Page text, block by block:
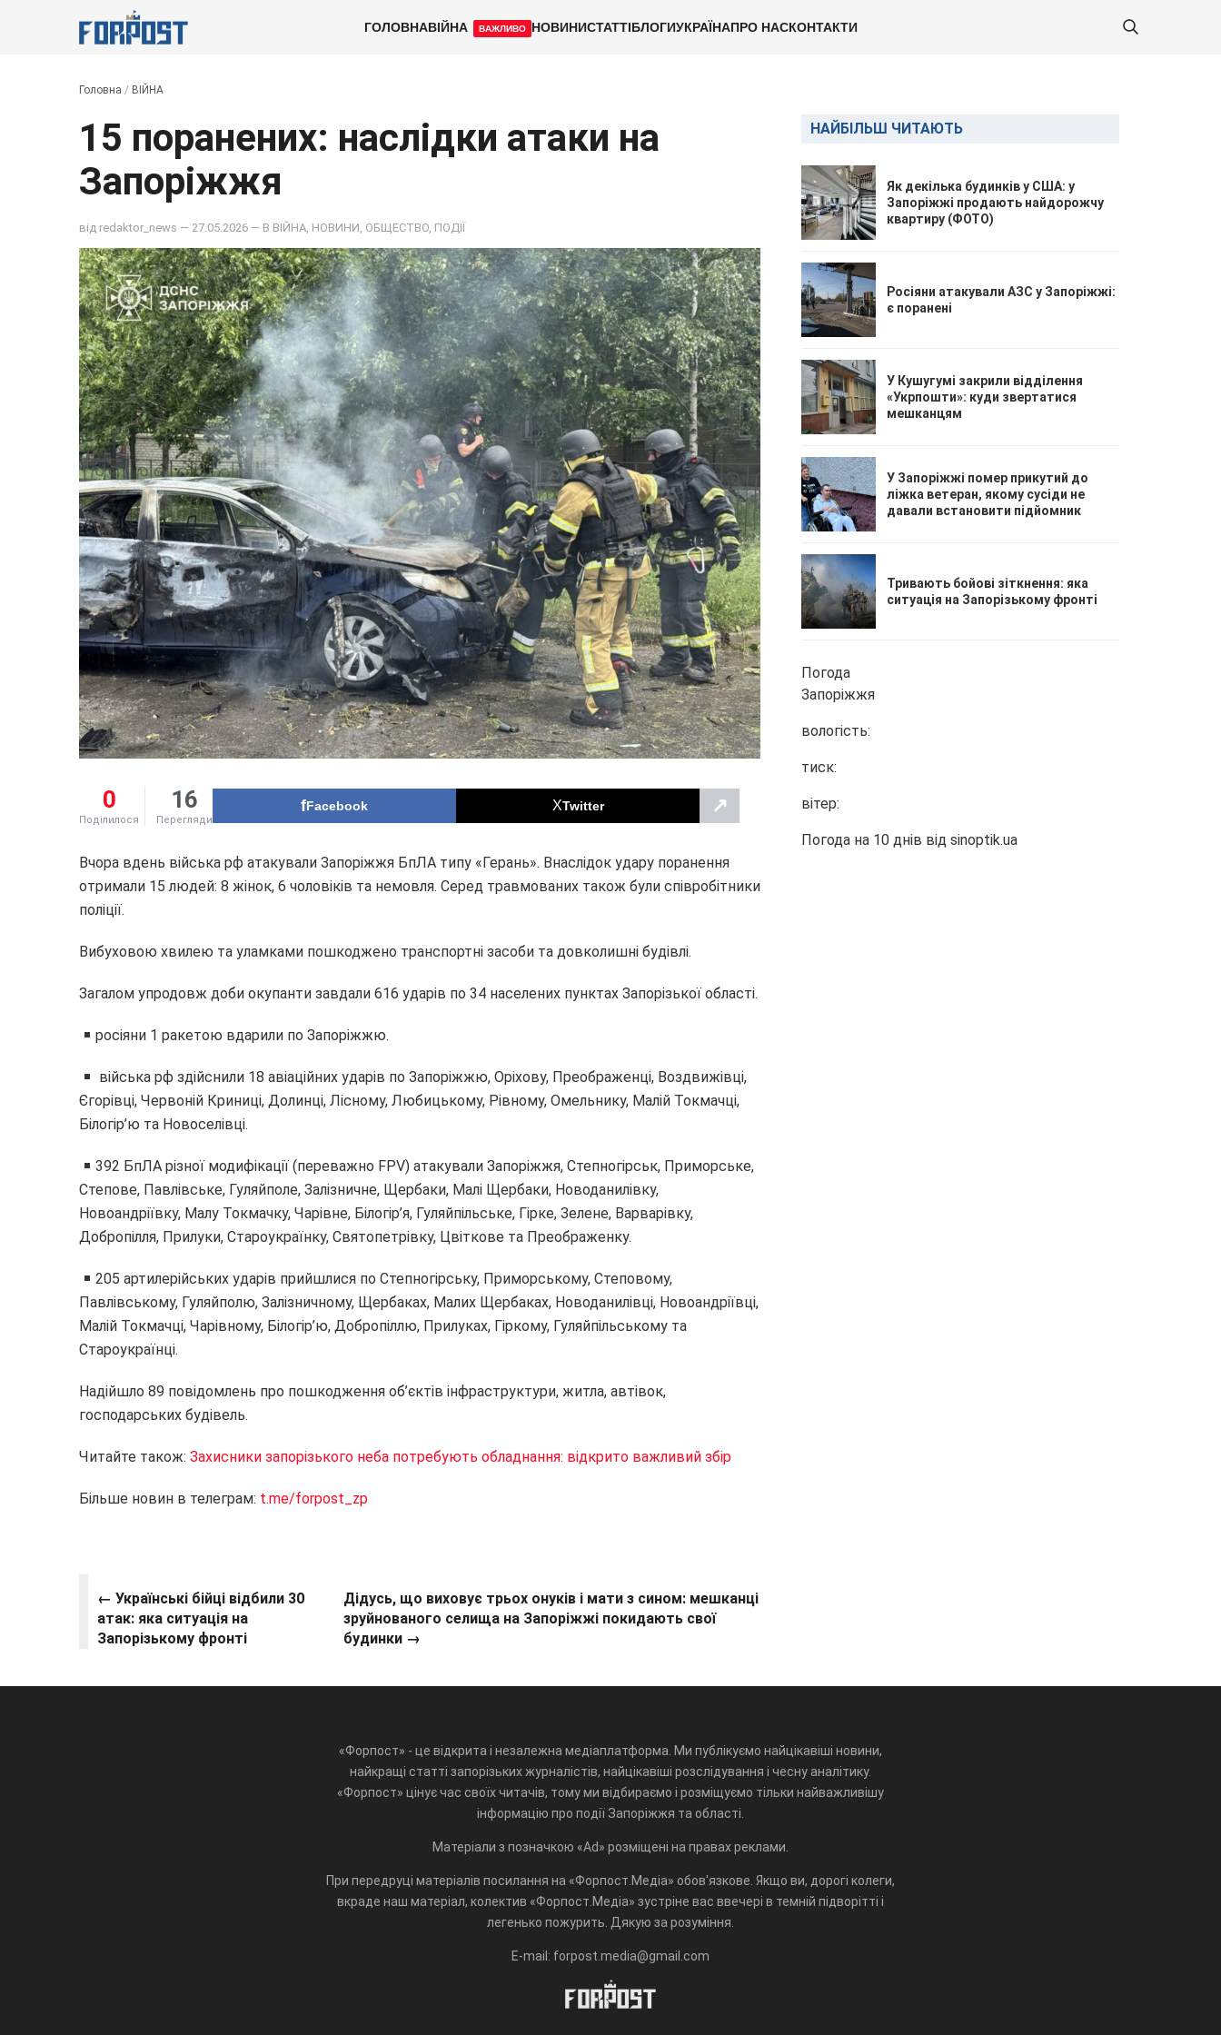
ГОЛОВНАВІЙНА ВАЖЛИВО НОВИНИСТАТТІБЛОГИУКРАЇНАПРО НАСКОНТАКТИ
Головна / ВІЙНА
15 поранених: наслідки атаки на
Запоріжжя
від redaktor_news — 27.05.2026 — В ВІЙНА НОВИНИ ОБЩЕСТВО ПОДІЇ
0
Поділилося
16
Перегляди
Facebook Twitter ↗
Вчора вдень війська рф атакували Запоріжжя БпЛА типу «Герань». Внаслідок удару поранення
отримали 15 людей: 8 жінок, 6 чоловіків та немовля. Серед травмованих також були співробітники
поліції.
Вибуховою хвилею та уламками пошкоджено транспортні засоби та довколишні будівлі.
Загалом упродовж доби окупанти завдали 616 ударів по 34 населених пунктах Запорізької області.
росіяни 1 ракетою вдарили по Запоріжжю.
війська рф здійснили 18 авіаційних ударів по Запоріжжю, Оріхову, Преображенці, Воздвижівці,
Єгорівці, Червоній Криниці, Долинці, Лісному, Любицькому, Рівному, Омельнику, Малій Токмачці,
Білогір’ю та Новоселівці.
392 БпЛА різної модифікації (переважно FPV) атакували Запоріжжя, Степногірськ, Приморське,
Степове, Павлівське, Гуляйполе, Залізничне, Щербаки, Малі Щербаки, Новоданилівку,
Новоандріївку, Малу Токмачку, Чарівне, Білогір’я, Гуляйпільське, Гірке, Зелене, Варварівку,
Добропілля, Прилуки, Староукраїнку, Святопетрівку, Цвіткове та Преображенку.
205 артилерійських ударів прийшлися по Степногірську, Приморському, Степовому,
Павлівському, Гуляйполю, Залізничному, Щербаках, Малих Щербаках, Новоданилівці, Новоандріївці,
Малій Токмачці, Чарівному, Білогір’ю, Добропіллю, Прилуках, Гіркому, Гуляйпільському та
Староукраїнці.
Надійшло 89 повідомлень про пошкодження об’єктів інфраструктури, житла, автівок,
господарських будівель.
Читайте також: Захисники запорізького неба потребують обладнання: відкрито важливий збір
Більше новин в телеграм: t.me/forpost_zp
← Українські бійці відбили 30
атак: яка ситуація на
Запорізькому фронті
Дідусь, що виховує трьох онуків і мати з сином: мешканці
зруйнованого селища на Запоріжжі покидають свої
будинки →
НАЙБІЛЬШ ЧИТАЮТЬ
Як декілька будинків у США: у
Запоріжжі продають найдорожчу
квартиру (ФОТО)
Росіяни атакували АЗС у Запоріжжі:
є поранені
У Кушугумі закрили відділення
«Укрпошти»: куди звертатися
мешканцям
У Запоріжжі помер прикутий до
ліжка ветеран, якому сусіди не
давали встановити підйомник
Тривають бойові зіткнення: яка
ситуація на Запорізькому фронті
Погода
Запоріжжя
вологість:
тиск:
вітер:
Погода на 10 днів від sinoptik.ua
«Форпост» - це відкрита і незалежна медіаплатформа. Ми публікуємо найцікавіші новини,
найкращі статті запорізьких журналістів, найцікавіші розслідування і чесну аналітику.
«Форпост» цінує час своїх читачів, тому ми відбираємо і розміщуємо тільки найважливішу
інформацію про події Запоріжжя та області.
Матеріали з позначкою «Ad» розміщені на правах реклами.
При передруці матеріалів посилання на «Форпост.Медіа» обов'язкове. Якщо ви, дорогі колеги,
вкраде наш матеріал, колектив «Форпост.Медіа» зустріне вас ввечері в темній підворітті і
легенько пожурить. Дякую за розуміння.
E-mail: forpost.media@gmail.com